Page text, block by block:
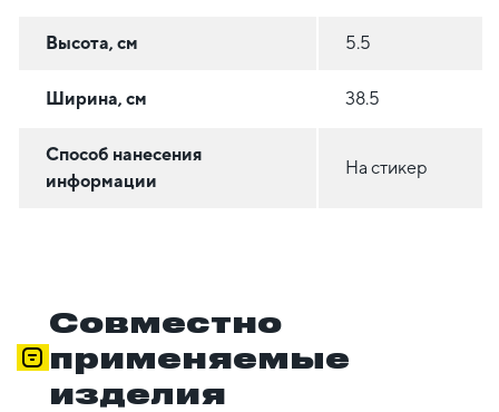
Высота, см 5.5
Ширина, см 38.5
Способ нанесения
информации
На стикер
Совместно
применяемые
изделия